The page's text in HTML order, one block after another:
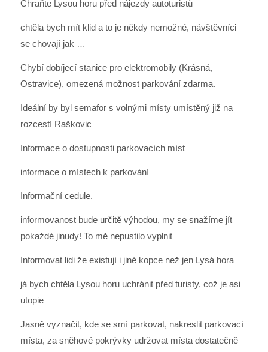
Chraňte Lysou horu před nájezdy autoturistů
chtěla bych mít klid a to je někdy nemožné, návštěvníci
se chovají jak …
Chybí dobíjecí stanice pro elektromobily (Krásná,
Ostravice), omezená možnost parkování zdarma.
Ideální by byl semafor s volnými místy umístěný již na
rozcestí Raškovic
Informace o dostupnosti parkovacích míst
informace o místech k parkování
Informační cedule.
informovanost bude určitě výhodou, my se snažíme jít
pokaždé jinudy! To mě nepustilo vyplnit
Informovat lidi že existují i jiné kopce než jen Lysá hora
já bych chtěla Lysou horu uchránit před turisty, což je asi
utopie
Jasně vyznačit, kde se smí parkovat, nakreslit parkovací
místa, za sněhové pokrývky udržovat místa dostatečně